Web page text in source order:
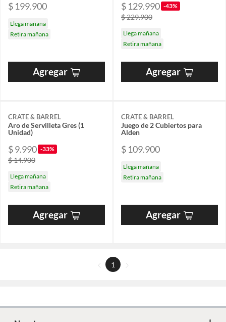
$ 199.900
Llega mañana
Retira mañana
Agregar
$ 129.990 -43%
$ 229.900
Llega mañana
Retira mañana
Agregar
CRATE & BARREL
Aro de Servilleta Gres (1
Unidad)
$ 9.990 -33%
$ 14.900
Llega mañana
Retira mañana
Agregar
CRATE & BARREL
Juego de 2 Cubiertos para
Alden
$ 109.900
Llega mañana
Retira mañana
Agregar
1